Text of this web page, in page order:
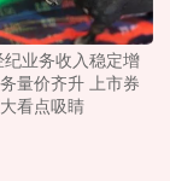
业务收入稳定增
量价齐升 上市券
看点吸睛